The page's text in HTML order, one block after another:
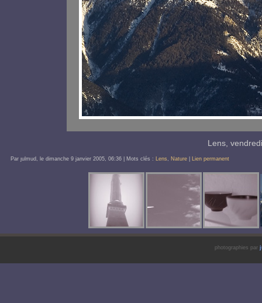
Lens,
Par ȷulmud, ledimanche 9 janvier 2005, 06:36 | Mots clés : Lens , Nature Lien permanent
photographies par